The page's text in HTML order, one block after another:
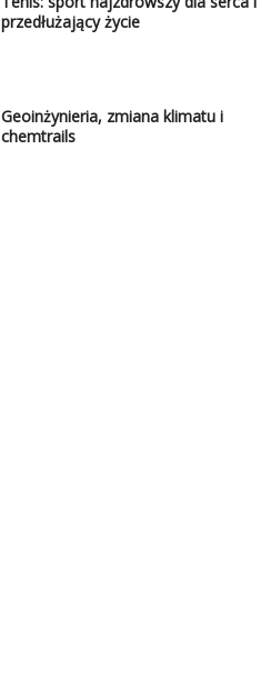
przedłużający życie
Geoinżynieria, zmiana klimatu i
chemtrails